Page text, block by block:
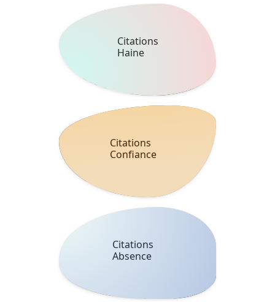
Citations
Haine
Citations
Confiance
Citations
Absence